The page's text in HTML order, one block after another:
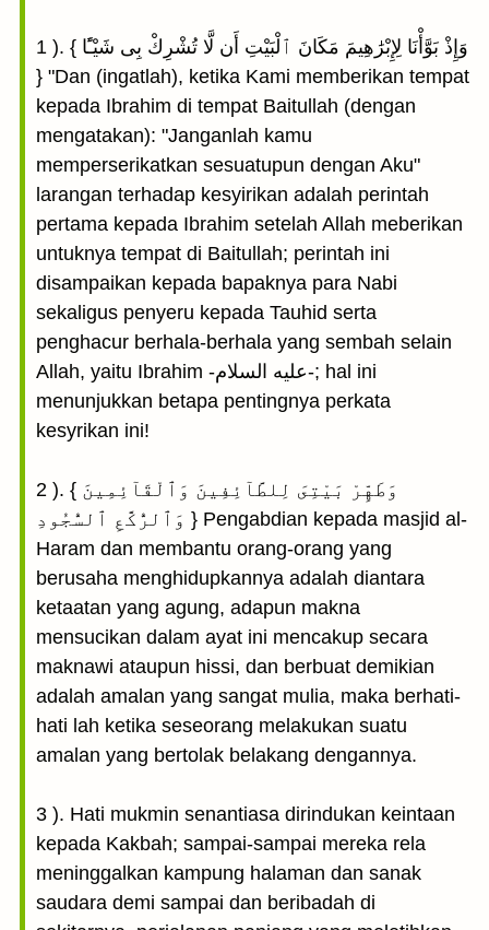
1 ). { وَإِذْ بَوَّأْنَا لِإِبْرَٰهِيمَ مَكَانَ ٱلْبَيْتِ أَن لَّا تُشْرِكْ بِى شَيْـًٔا
} "Dan (ingatlah), ketika Kami memberikan tempat
kepada Ibrahim di tempat Baitullah (dengan
mengatakan): "Janganlah kamu
memperserikatkan sesuatupun dengan Aku"
larangan terhadap kesyirikan adalah perintah
pertama kepada Ibrahim setelah Allah meberikan
untuknya tempat di Baitullah; perintah ini
disampaikan kepada bapaknya para Nabi
sekaligus penyeru kepada Tauhid serta
penghacur berhala-berhala yang sembah selain
Allah, yaitu Ibrahim -عليه السلام-; hal ini
menunjukkan betapa pentingnya perkata
kesyrikan ini!
2 ). { وَطَهِّرْ بَيْتِىَ لِلطَّآئِفِينَ وَٱلْقَآئِمِينَ
وَٱلرُّكَّعِ ٱلسُّجُودِ } Pengabdian kepada masjid al-
Haram dan membantu orang-orang yang
berusaha menghidupkannya adalah diantara
ketaatan yang agung, adapun makna
mensucikan dalam ayat ini mencakup secara
maknawi ataupun hissi, dan berbuat demikian
adalah amalan yang sangat mulia, maka berhati-
hati lah ketika seseorang melakukan suatu
amalan yang bertolak belakang dengannya.
3 ). Hati mukmin senantiasa dirindukan keintaan
kepada Kakbah; sampai-sampai mereka rela
meninggalkan kampung halaman dan sanak
saudara demi sampai dan beribadah di